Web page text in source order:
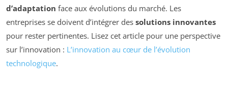
d’adaptation face aux évolutions du marché. Les
entreprises se doivent d’intégrer des solutions innovantes
pour rester pertinentes. Lisez cet article pour une perspective
sur l’innovation : L’innovation au cœur de l’évolution
technologique.